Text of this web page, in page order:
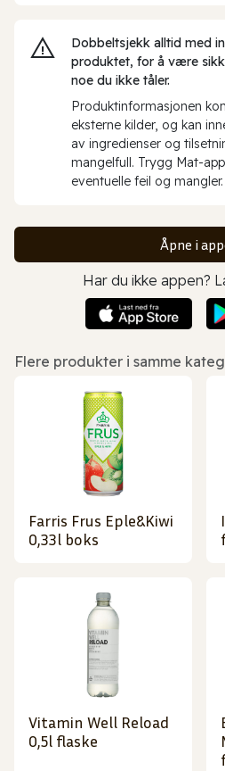
Dobbeltsjekk alltid med
produktet, for å være
noe du ikke tåler.
Produktinformasjonen
eksterne kilder, og kan
av ingredienser og
mangelfull. Trygg Mat-
eventuelle feil og mangler.
Åpne i
Har du ikke appen?
Flere produkter i samme
Farris Frus Eple&Kiwi
0,33l boks
Vitamin Well Reload
0,5l flaske